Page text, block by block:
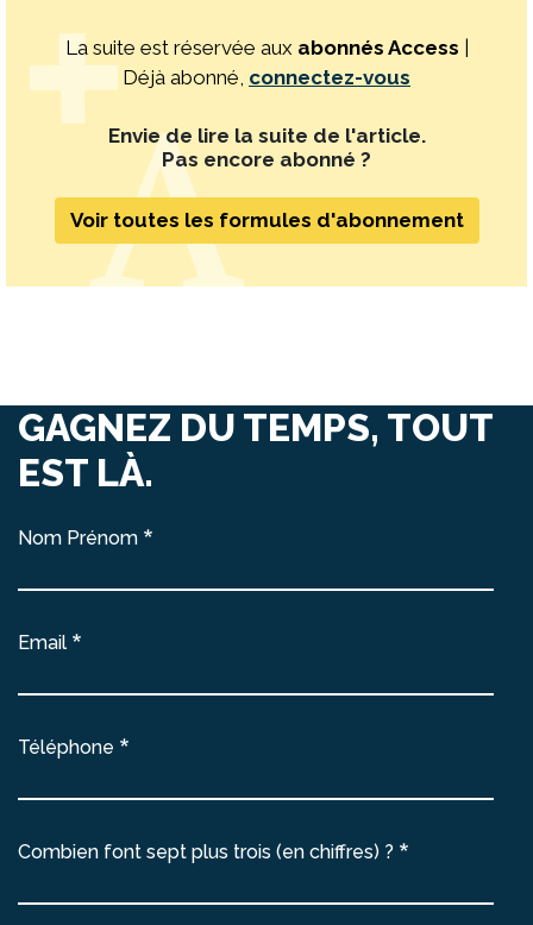
La suite est réservée aux abonnés Access |
Déjà abonné, connectez-vous
Envie de lire la suite de l'article.
Pas encore abonné ?
Voir toutes les formules d'abonnement
GAGNEZ DU TEMPS, TOUT
EST LÀ.
Nom Prénom
Email
Téléphone
Combien font sept plus trois (en chiffres) ?